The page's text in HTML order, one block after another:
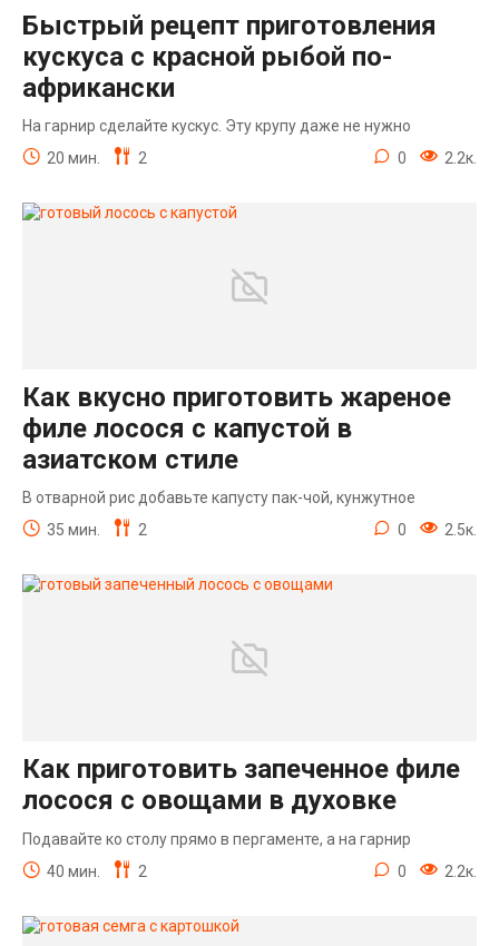
Быстрый рецепт приготовления
кускуса с красной рыбой по-
африкански
На гарнир сделайте кускус. Эту крупу даже не нужно
20 мин.
2 0 2.2к.
Как вкусно приготовить жареное
филе лосося с капустой в
азиатском стиле
В отварной рис добавьте капусту пак-чой, кунжутное
35 мин.
2 0 2.5к.
Как приготовить запеченное филе
лосося с овощами в духовке
Подавайте ко столу прямо в пергаменте, а на гарнир
40 мин.
2 0 2.2к.